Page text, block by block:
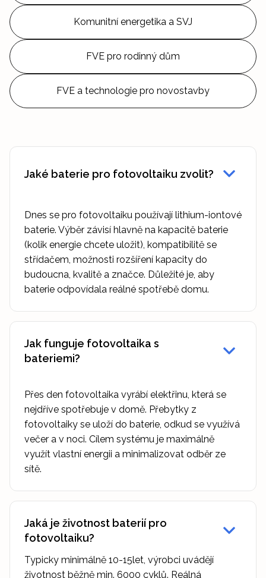
Komunitní energetika a SVJ
FVE pro rodinný dům
FVE a technologie pro novostavby
Jaké baterie pro fotovoltaiku zvolit?
Dnes se pro fotovoltaiku používají lithium-iontové
baterie. Výběr závisí hlavně na kapacitě baterie
(kolik energie chcete uložit), kompatibilitě se
střídačem, možnosti rozšíření kapacity do
budoucna, kvalitě a značce. Důležité je, aby
baterie odpovídala reálné spotřebě domu.
Jak funguje fotovoltaika s
bateriemi?
Přes den fotovoltaika vyrábí elektřinu, která se
nejdříve spotřebuje v domě. Přebytky z
fotovoltaiky se uloží do baterie, odkud se využívá
večer a v noci. Cílem systému je maximálně
využít vlastní energii a minimalizovat odběr ze
sítě.
Jaká je životnost baterií pro
fotovoltaiku?
Typicky minimálně 10-15let, výrobci uvádějí
životnost běžně min. 6000 cyklů. Reálná